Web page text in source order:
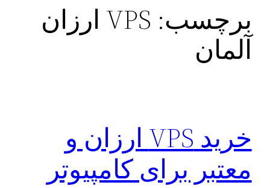
برچسب:
VPS ارزان
آلمان
خرید VPS ارزان و
معتبر برای کامپیوتر